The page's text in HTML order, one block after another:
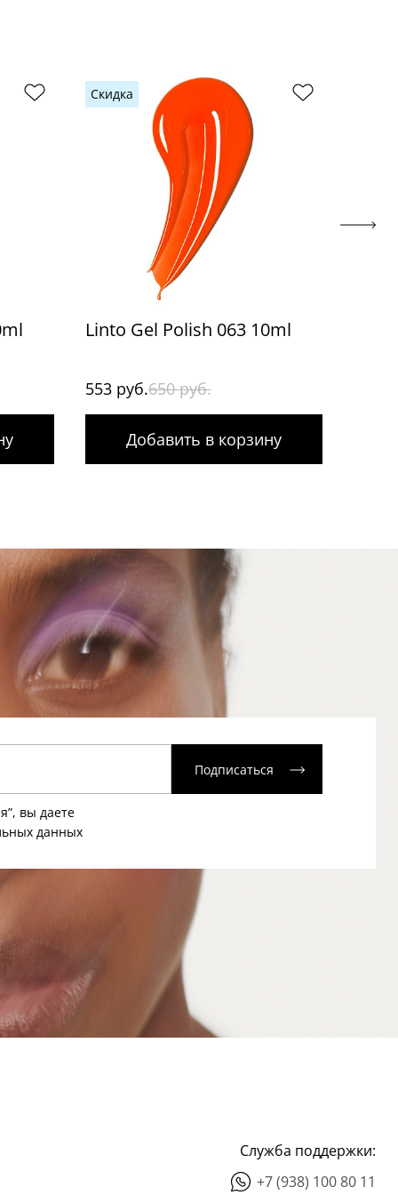
Скидка
Linto Gel Polish 063 10ml
553 руб.650 руб.
Добавить в корзину
Подписаться
вы даете
данных
Служба поддержки:
+7 (938) 100 80 11